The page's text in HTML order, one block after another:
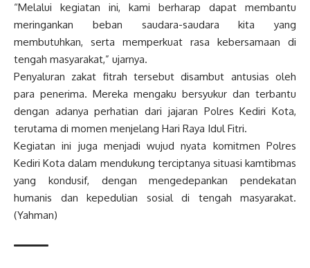
“Melalui kegiatan ini, kami berharap dapat membantu
meringankan beban saudara-saudara kita yang
membutuhkan, serta memperkuat rasa kebersamaan di
tengah masyarakat,” ujarnya.
Penyaluran zakat fitrah tersebut disambut antusias oleh
para penerima. Mereka mengaku bersyukur dan terbantu
dengan adanya perhatian dari jajaran Polres Kediri Kota,
terutama di momen menjelang Hari Raya Idul Fitri.
Kegiatan ini juga menjadi wujud nyata komitmen Polres
Kediri Kota dalam mendukung terciptanya situasi kamtibmas
yang kondusif, dengan mengedepankan pendekatan
humanis dan kepedulian sosial di tengah masyarakat.
(Yahman)